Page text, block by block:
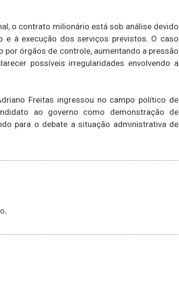
o contrato milionário está sob análise devido
e à execução dos serviços previstos. O caso
por órgãos de controle, aumentando a pressão
possíveis irregularidades envolvendo a
Freitas ingressou no campo político de
ao governo como demonstração de
para o debate a situação administrativa de